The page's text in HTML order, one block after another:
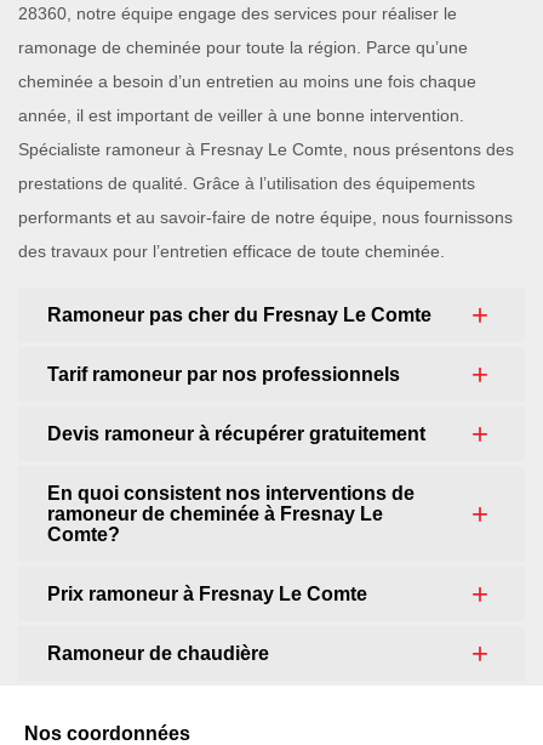
28360, notre équipe engage des services pour réaliser le
ramonage de cheminée pour toute la région. Parce qu’une
cheminée a besoin d’un entretien au moins une fois chaque
année, il est important de veiller à une bonne intervention.
Spécialiste ramoneur à Fresnay Le Comte, nous présentons des
prestations de qualité. Grâce à l’utilisation des équipements
performants et au savoir-faire de notre équipe, nous fournissons
des travaux pour l’entretien efficace de toute cheminée.
Ramoneur pas cher du Fresnay Le Comte
Tarif ramoneur par nos professionnels
Devis ramoneur à récupérer gratuitement
En quoi consistent nos interventions de
ramoneur de cheminée à Fresnay Le
Comte?
Prix ramoneur à Fresnay Le Comte
Ramoneur de chaudière
Nos coordonnées